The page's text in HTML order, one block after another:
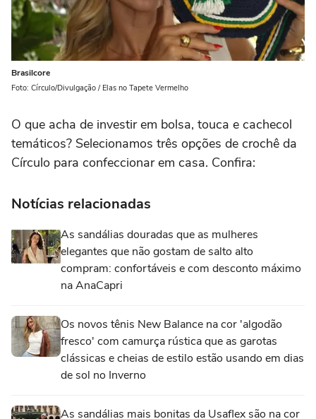
Brasilcore
Foto: Círculo/Divulgação / Elas no Tapete Vermelho
O que acha de investir em bolsa, touca e cachecol
temáticos? Selecionamos três opções de crochê da
Círculo para confeccionar em casa. Confira:
Notícias relacionadas
As sandálias douradas que as mulheres
elegantes que não gostam de salto alto
compram: confortáveis e com desconto máximo
na AnaCapri
Os novos tênis New Balance na cor 'algodão
fresco' com camurça rústica que as garotas
clássicas e cheias de estilo estão usando em dias
de sol no Inverno
As sandálias mais bonitas da Usaflex são na cor